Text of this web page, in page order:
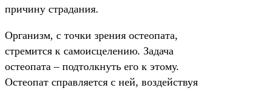
причину страдания.
Организм, с точки зрения остеопата,
стремится к самоисцелению. Задача
остеопата – подтолкнуть его к этому.
Остеопат справляется с ней, воздействуя